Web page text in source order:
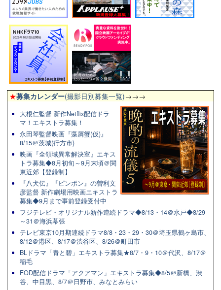
★募集カレンダー(撮影日別募集一覧)→→→
大根仁監督 新作Netflix配信ドラ
マ！エキストラ募集！
永田琴監督映画『藻屑蟹(仮)』
8/15＠茨城(行方市)
映画『全領域異常解決室』エキス
トラ募集◆8月初旬～9月末頃＠関
東近郊【登録制】
『八犬伝』『ピンポン』の曽利文
彦監督 新作劇場用映画エキストラ
募集◆9月まで事前登録受付中
フジテレビ・オリジナル新作連続ドラマ◆8/13・14＠水戸◆8/29
～31＠海浜幕張
テレビ東京10月期連続ドラマ8/8・23・29・30＠埼玉県鶴ヶ島市、
8/12＠港区、8/17＠渋谷区、8/26＠町田市
BLドラマ「青と碧」エキストラ募集★8/7・9・10＠代沢、8/17＠
稲毛
FOD配信ドラマ「アクアマン」エキストラ募集◆8/5＠新橋、渋
谷、中目黒、8/7＠日野市、みなとみらい